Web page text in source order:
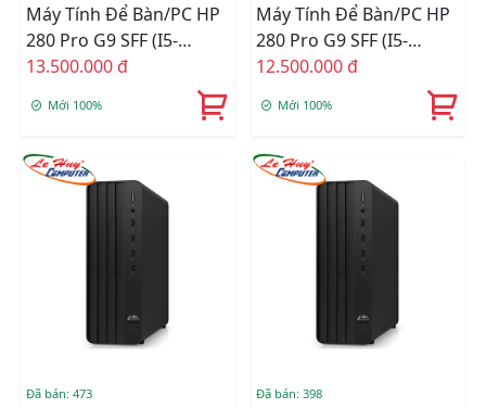
Máy Tính Để Bàn/PC HP
280 Pro G9 SFF (i5-
12500/8GB
RAM/512GSSD/WL+BT/K+M/Win
11) (72K93PA)
13.500.000 đ
Mới 100%
Máy Tính Để Bàn/PC HP
280 Pro G9 SFF (i5-
12500/8GB
RAM/256GSSD/WL+BT/
11) (72K92PA)
12.500.000 đ
Mới 100%
Đã bán: 473 Đã bán: 398